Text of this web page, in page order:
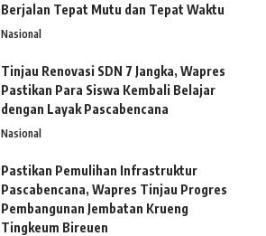
Berjalan Tepat Mutu dan Tepat Waktu
Nasional
Tinjau Renovasi SDN 7 Jangka, Wapres
Pastikan Para Siswa Kembali Belajar
dengan Layak Pascabencana
Nasional
Pastikan Pemulihan Infrastruktur
Pascabencana, Wapres Tinjau Progres
Pembangunan Jembatan Krueng
Tingkeum Bireuen